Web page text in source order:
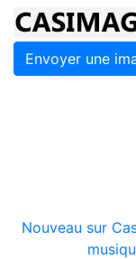
Envoyer une
Nouveau sur